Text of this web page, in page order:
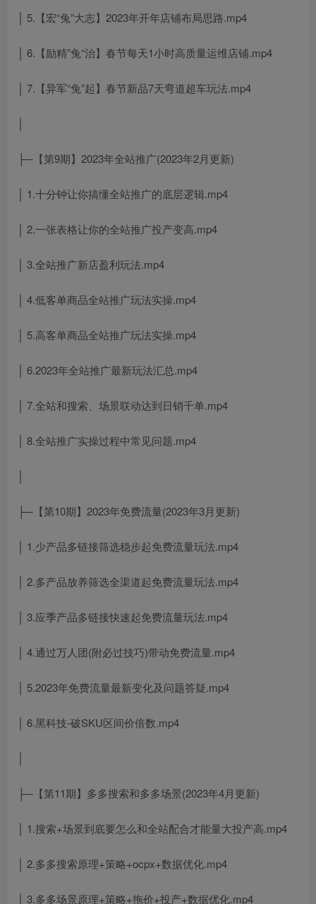
│ 5.【宏“兔”大志】2023年开年店铺布局思路.mp4
│ 6.【励精”兔“治】春节每天1小时高质量运维店铺.mp4
│ 7.【异军“兔”起】春节新品7天弯道超车玩法.mp4
│
├─【第9期】2023年全站推广(2023年2月更新)
│ 1.十分钟让你搞懂全站推广的底层逻辑.mp4
│ 2.一张表格让你的全站推广投产变高.mp4
│ 3.全站推广新店盈利玩法.mp4
│ 4.低客单商品全站推广玩法实操.mp4
│ 5.高客单商品全站推广玩法实操.mp4
│ 6.2023年全站推广最新玩法汇总.mp4
│ 7.全站和搜索、场景联动达到日销千单.mp4
│ 8.全站推广实操过程中常见问题.mp4
│
├─【第10期】2023年免费流量(2023年3月更新)
│ 1.少产品多链接筛选稳步起免费流量玩法.mp4
│ 2.多产品放养筛选全渠道起免费流量玩法.mp4
│ 3.应季产品多链接快速起免费流量玩法.mp4
│ 4.通过万人团(附必过技巧)带动免费流量.mp4
│ 5.2023年免费流量最新变化及问题答疑.mp4
│ 6.黑科技-破SKU区间价倍数.mp4
│
├─【第11期】多多搜索和多多场景(2023年4月更新)
│ 1.搜索+场景到底要怎么和全站配合才能量大投产高.mp4
│ 2.多多搜索原理+策略+ocpx+数据优化.mp4
│ 3.多多场景原理+策略+拖价+投产+数据优化.mp4